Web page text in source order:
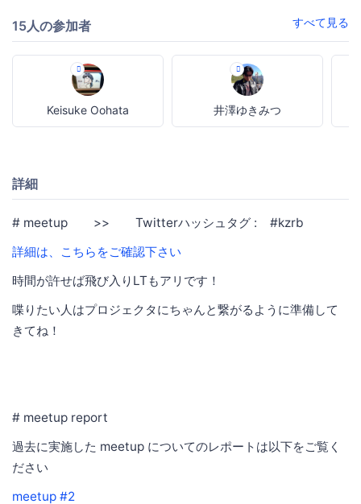
15人の参加者 すべて見る
Keisuke Oohata 井澤ゆきみつ
詳細
# meetup >> Twitterハッシュタグ : #kzrb
詳細は、こちらをご確認下さい
時間が許せば飛び入りLTもアリです！
喋りたい人はプロジェクタにちゃんと繋がるように準備して
きてね！
# meetup report
過去に実施した meetup についてのレポートは以下をご覧く
ださい
meetup #2